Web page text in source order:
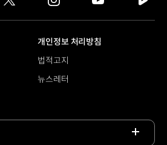
twitter instagram
tv
개인정보 처리방침
법적고지
뉴스레터